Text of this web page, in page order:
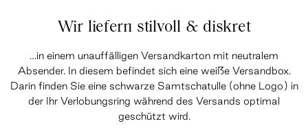
Wir liefern stilvoll & diskret
…in einem unauffälligen Versandkarton mit neutralem
Absender. In diesem befindet sich eine weiße Versandbox.
Darin finden Sie eine schwarze Samtschatulle (ohne Logo) in
der Ihr Verlobungsring während des Versands optimal
geschützt wird.